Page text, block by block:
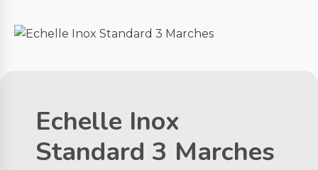
Echelle Inox
Standard 3 Marches